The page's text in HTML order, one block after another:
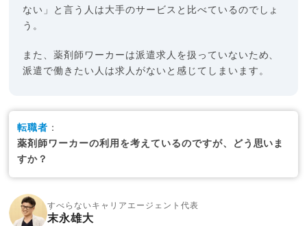
ない」と言う人は大手のサービスと比べているのでしょ
う。
また、薬剤師ワーカーは派遣求人を扱っていないため、
派遣で働きたい人は求人がないと感じてしまいます。
転職者 ：
薬剤師ワーカーの利用を考えているのですが、どう思いま
すか？
すべらないキャリアエージェント代表
末永雄大